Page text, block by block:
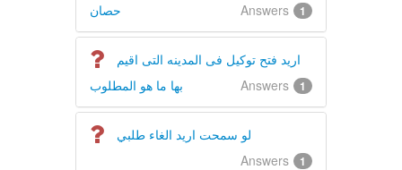
حصان
Answers 1
اريد فتح توكيل فى المدينه التى اقيم
بها ما هو المطلوب
Answers 1
لو سمحت اريد الغاء طلبي
Answers
1